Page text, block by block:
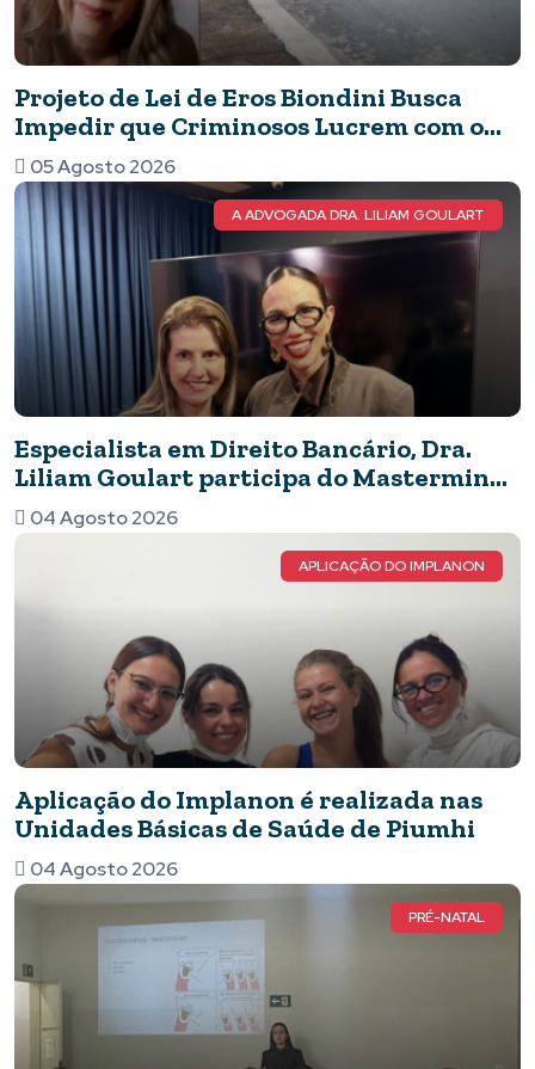
Projeto de Lei de Eros Biondini Busca
Impedir que Criminosos Lucrem com o
Patrimônio de suas Vítimas
05 Agosto 2026
A ADVOGADA DRA. LILIAM GOULART
Especialista em Direito Bancário, Dra.
Liliam Goulart participa do Mastermind
Dinastia Black sobre Marketing e
Inteligência Artificial
04 Agosto 2026
APLICAÇÃO DO IMPLANON
Aplicação do Implanon é realizada nas
Unidades Básicas de Saúde de Piumhi
04 Agosto 2026
PRÉ-NATAL